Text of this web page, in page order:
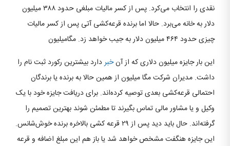
نقدی را انتخاب می‌کرد. پس از کسر مالیات مبلغی حدود ۳۸۸ میلیون
دلار به خانه می‌برد. حالا اما برنده قرعه‌کشی آتی پس از کسر مالیات
چیزی حدود ۴۶۴ میلیون دلار به جیب خواهد زد. مگامیلیون
این بار جایزه میلیون دلاری که از آنخبردارد بیشترین رکورد ثبت نام را
داشت. مدیران شرکت مگا میلیون از همین حالا به برنده یا برندگان
احتمالی قرعه‌کشی بعدی توصیه کرده‌اند. برای دریافت جایزه خود با یک
وکیل و یا مشاور مالی تماس بگیرند تا مطمئن شوند بهترین تصمیم را
گرفته‌اند. حال باید دید پس از ۲۹ قرعه کشی بالاخره برنده خوش‌شانس.
این جایزه هنگفت مشخص خواهد شد یا باز هم این مبلغ اضافه و قرعه